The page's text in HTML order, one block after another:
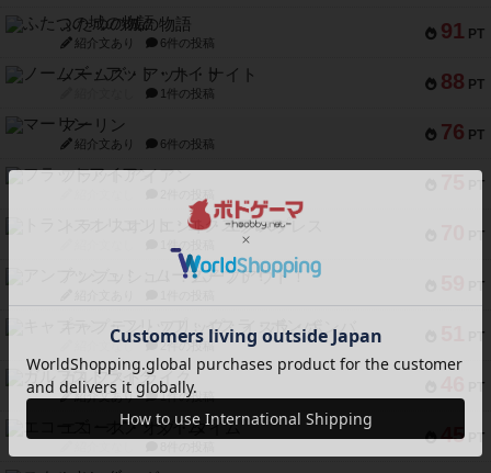
91 PT
ふたつの城の物語
紹介文あり 6件の投稿
88 PT
ノームズ・アット・ナイト
1件の投稿
76 PT
マーリン
紹介文あり 6件の投稿
PT
フラットアイアン
PT
トランスオリエント・エクスプレス
PT
アンブッシュ！：ムーブアウト！
PT
キャプテン・フリップ：イスラ・ボンバ
紹介文なし 2件の投稿
PT
ガルフストライク
紹介文あり 1件の投稿
45 PT
エコーズ・オブ・タイム